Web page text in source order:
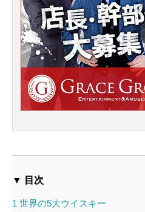
▼ 目次
1 世界の5大ウイスキー